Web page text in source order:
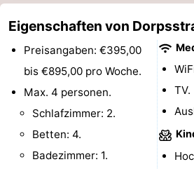
-
Schwimmbader
Radfahren
Reiten
Eigenschaften von
Preisangaben: €395,00
bis €895,00 pro Woche.
Max. 4 personen.
Schlafzimmer: 2.
Betten: 4.
Badezimmer: 1.
TV.